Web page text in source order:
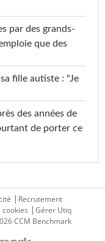
par des grands-
que des
fille autiste : "Je
des années de
de porter ce
Recrutement
Gérer Utiq
CCM Benchmark